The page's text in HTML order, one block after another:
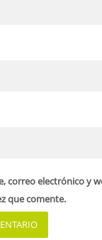
correo electrónico y
que comente.